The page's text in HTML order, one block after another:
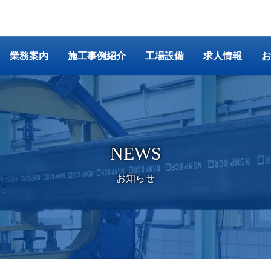
業務案内 施工事例紹介 工場設備 求人情報
NEWS
お知らせ